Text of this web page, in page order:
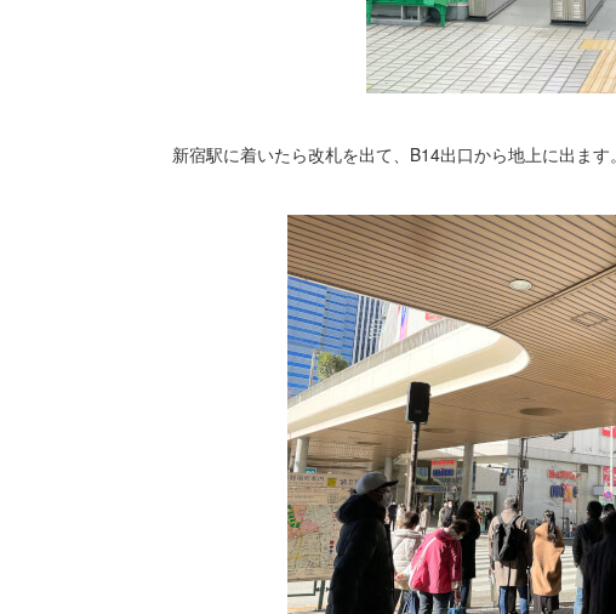
新宿駅に着いたら改札を出て、B14出口から地上に出ます。